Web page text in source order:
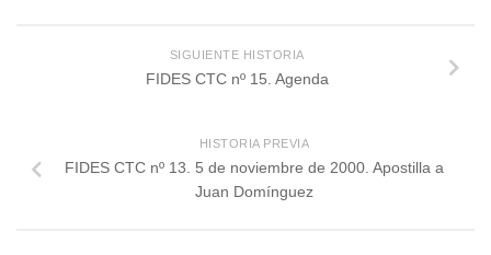
SIGUIENTE HISTORIA
FIDES CTC nº 15. Agenda
HISTORIA PREVIA
FIDES CTC nº 13. 5 de noviembre de 2000. Apostilla a
Juan Domínguez